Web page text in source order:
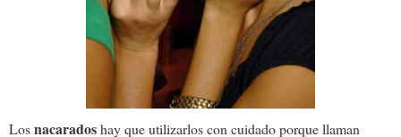
Losnacaradoshay que utilizarlos con cuidado porque llaman